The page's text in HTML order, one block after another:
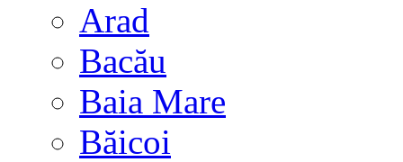
Arad
Bacău
Baia Mare
Băicoi